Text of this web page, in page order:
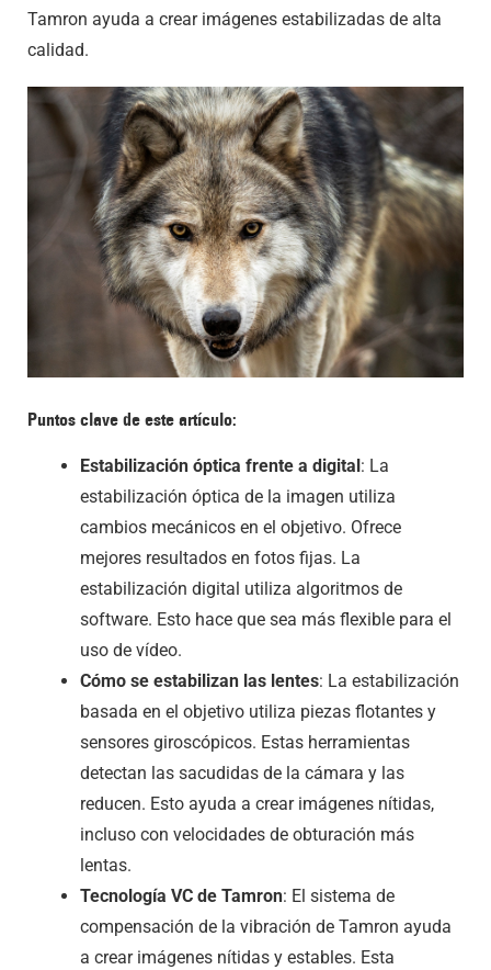
Tamron ayuda a crear imágenes estabilizadas de alta
calidad.
Puntos clave de este artículo:
Estabilización óptica frente a digital : La
estabilización óptica de la imagen utiliza
cambios mecánicos en el objetivo. Ofrece
mejores resultados en fotos fijas. La
estabilización digital utiliza algoritmos de
software. Esto hace que sea más flexible para el
uso de vídeo.
Cómo se estabilizan las lentes: La estabilización
basada en el objetivo utiliza piezas flotantes y
sensores giroscópicos. Estas herramientas
detectan las sacudidas de la cámara y las
reducen. Esto ayuda a crear imágenes nítidas,
incluso con velocidades de obturación más
lentas.
Tecnología VC de Tamron: El sistema de
compensación de la vibración de Tamron ayuda
a crear imágenes nítidas y estables. Esta